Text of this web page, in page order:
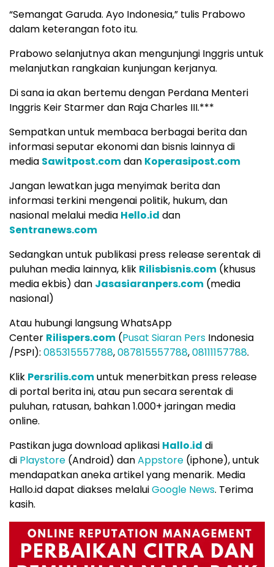
“Semangat Garuda. Ayo Indonesia,” tulis Prabowo
dalam keterangan foto itu.
Prabowo selanjutnya akan mengunjungi Inggris untuk
melanjutkan rangkaian kunjungan kerjanya.
Di sana ia akan bertemu dengan Perdana Menteri
Inggris Keir Starmer dan Raja Charles III.***
Sempatkan untuk membaca berbagai berita dan
informasi seputar ekonomi dan bisnis lainnya di
media Sawitpost.comdan Koperasipost.com
Jangan lewatkan juga menyimak berita dan
informasi terkini mengenai politik, hukum, dan
nasional melalui media Hello.id dan
Sentranews.com
Sedangkan untuk publikasi press release serentak di
puluhan media lainnya, klik Rilisbisnis.com (khusus
media ekbis) dan Jasasiaranpers.com (media
nasional)
Atau hubungi langsung WhatsApp
Center Rilispers.com (Pusat Siaran Pers Indonesia
/PSPI): 085315557788,087815557788,08111157788.
Klik Persrilis.comuntuk menerbitkan press release
di portal berita ini, atau pun secara serentak di
puluhan, ratusan, bahkan 1.000+ jaringan media
online.
Pastikan juga download aplikasi Hallo.id di
di Playstore (Android) danAppstore (iphone), untuk
mendapatkan aneka artikel yang menarik. Media
Hallo.id dapat diakses melaluiGoogle News. Terima
kasih.